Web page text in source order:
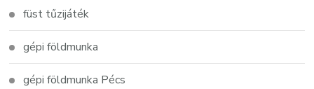
füst tűzijáték
gépi földmunka
gépi földmunka Pécs